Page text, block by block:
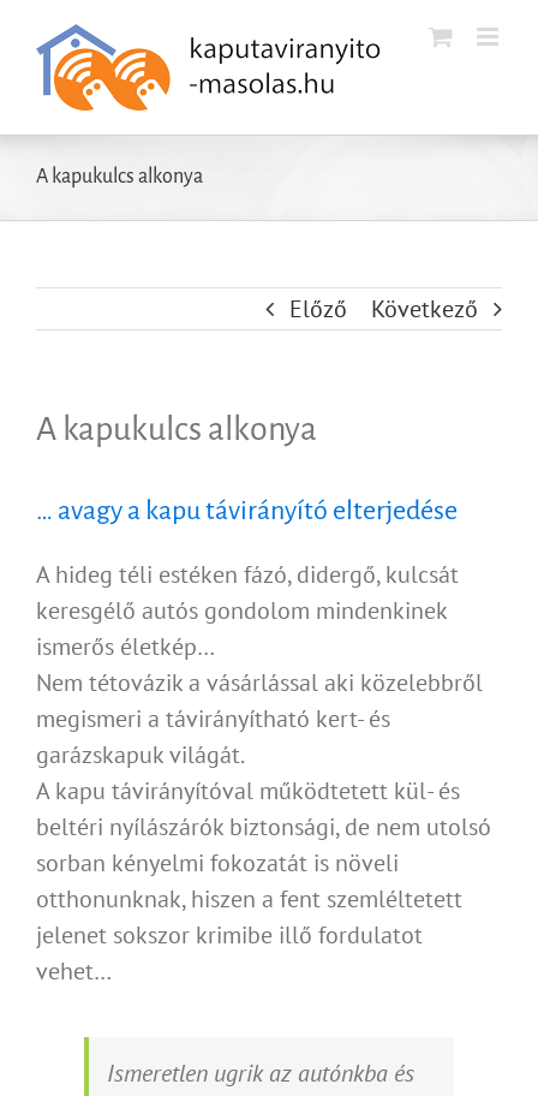
Kihagyás
A kapukulcs alkonya
Előző Következő
A kapukulcs alkonya
… avagy a kapu távirányító elterjedése
A hideg téli estéken fázó, didergő, kulcsát
keresgélő autós gondolom mindenkinek
ismerős életkép…
Nem tétovázik a vásárlással aki közelebbről
megismeri a távirányítható kert- és
garázskapuk világát.
A kapu távirányítóval működtetett kül- és
beltéri nyílászárók biztonsági, de nem utolsó
sorban kényelmi fokozatát is növeli
otthonunknak, hiszen a fent szemléltetett
jelenet sokszor krimibe illő fordulatot
vehet…
Ismeretlen ugrik az autónkba és